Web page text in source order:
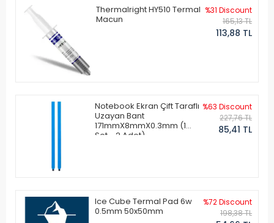
Thermalright HY510 Termal
Macun
%31 Discount
165,13 TL
113,88 TL
Notebook Ekran Çift Taraflı
Uzayan Bant
171mmX8mmX0.3mm (1
Set - 2 Adet)
%63 Discount
227,76 TL
85,41 TL
Ice Cube Termal Pad 6w
0.5mm 50x50mm
%72 Discount
198,38 TL